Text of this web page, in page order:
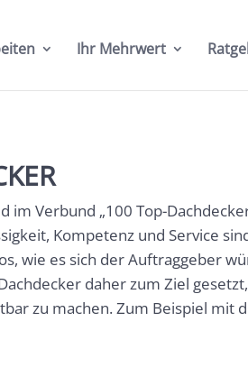
Ihr Mehrwert
Verbund „100 Top-
Kompetenz und Service
wie es sich der Auftraggeber
daher zum Ziel
zu machen. Zum Beispiel mit